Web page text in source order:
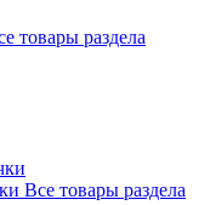
товары раздела
Все товары раздела